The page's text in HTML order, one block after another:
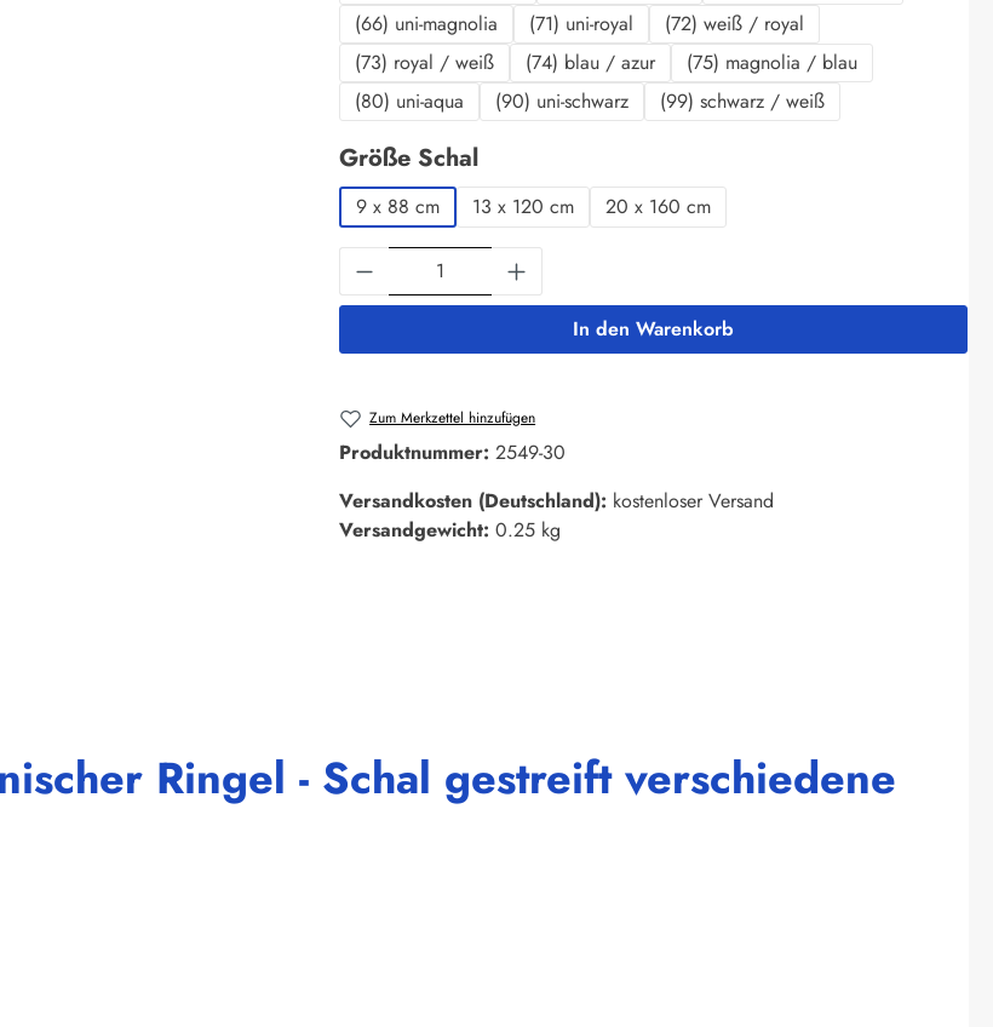
(66) uni-magnolia
(71) uni-royal
(72) weiß / royal
(73) royal / weiß
(74) blau / azur
(75) magnolia / blau
(80) uni-aqua
(90) uni-schwarz (99) schwarz / weiß
Größe Schalauswählen
9 x 88 cm 13 x 120 cm 20 x 160 cm
Produkt Anzahl: Gib den gewünschten Wert ein
In den Warenkorb
Zum Merkzettel hinzufügen
Produktnummer: 2549-30
Versandkosten (Deutschland): kostenloser Versand
Versandgewicht: 0.25 kg
Ringel - Schal gestreift verschiedene